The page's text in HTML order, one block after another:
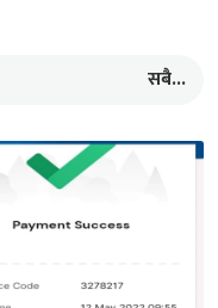
सबै...